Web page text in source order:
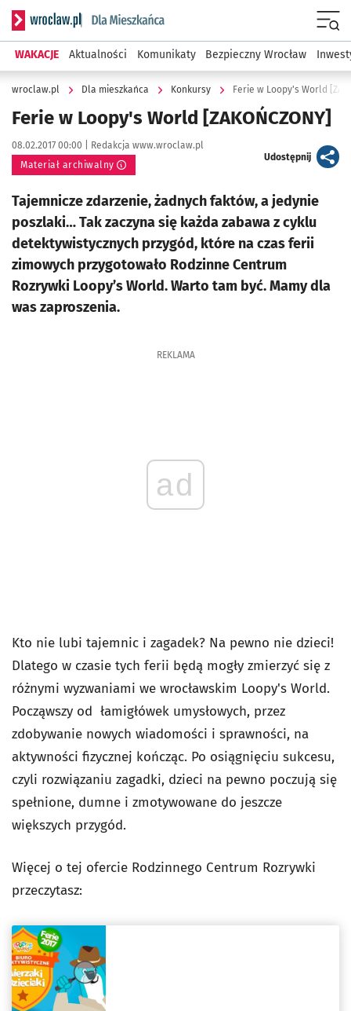
Serwis informacyjny wroclaw.pl podserwis: Dla mieszkańca
WAKACJE Aktualności Komunikaty Bezpieczny Wrocław
wroclaw.pl Dla mieszkańca Konkursy Ferie w Loopy's World
Ferie w Loopy's World [ZAKOŃCZONY]
Data publikacji:
08.02.2017 00:00 | Autor:
Redakcja www.wroclaw.pl
Materiał archiwalny
Udostępnijartykuł
Tajemnicze zdarzenie, żadnych faktów, a jedynie
poszlaki… Tak zaczyna się każda zabawa z cyklu
detektywistycznych przygód, które na czas ferii
zimowych przygotowało Rodzinne Centrum
Rozrywki Loopy’s World. Warto tam być. Mamy dla
was zaproszenia.
REKLAMA
ad
Kto nie lubi tajemnic i zagadek? Na pewno nie dzieci!
Dlatego w czasie tych ferii będą mogły zmierzyć się z
różnymi wyzwaniami we wrocławskim Loopy's World.
Począwszy od łamigłówek umysłowych, przez
zdobywanie nowych wiadomości i sprawności, na
aktywności fizycznej kończąc. Po osiągnięciu sukcesu,
czyli rozwiązaniu zagadki, dzieci na pewno poczują się
spełnione, dumne i zmotywowane do jeszcze
większych przygód.
Więcej o tej ofercie Rodzinnego Centrum Rozrywki
przeczytasz: